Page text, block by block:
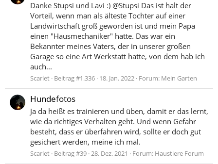
Danke Stupsi und Lavi :) @Stupsi Das ist halt der
Vorteil, wenn man als älteste Tochter auf einer
Landwirtschaft groß geworden ist und mein Papa
einen "Hausmechaniker" hatte. Das war ein
Bekannter meines Vaters, der in unserer großen
Garage so eine Art Werkstatt hatte, von dem hab ich
auch...
Scarlet Beitrag #1.336 18. Jan. 2022 Forum: Mein Garten
Hundefotos
Ja da heißt es trainieren und üben, damit er das lernt,
wie da richtiges Verhalten geht. Und wenn Gefahr
besteht, dass er überfahren wird, sollte er doch gut
gesichert werden, meine ich mal.
Scarlet Beitrag #39 28. Dez. 2021 Forum: Haustiere Forum